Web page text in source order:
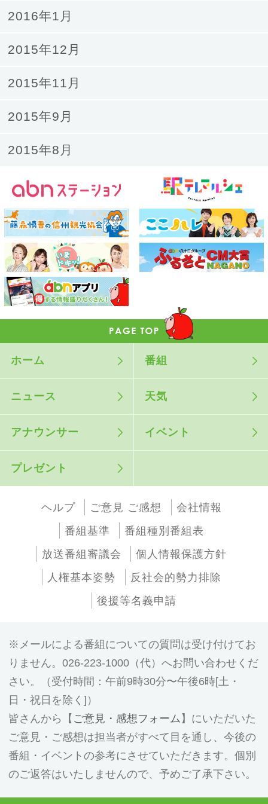
2016年1月
2015年12月
2015年11月
2015年9月
2015年8月
ホーム 番組
ニュース 天気
アナウンサー イベント
プレゼント
ヘルプ ご意見 ご感想
会社情報
番組基準
番組種別番組表
放送番組審議会
個人情報保護方針
人権基本姿勢
反社会的勢力排除
後援等名義申請
メールによる番組についての質問は受け付けてお
りません。026-223-1000（代）へお問い合わせくだ
さい。（受付時間：午前9時30分〜午後6時[土・
日・祝日を除く]）
皆さんから【 ご意見・感想フォーム 】にいただいた
ご意見・ご感想は担当者がすべて目を通し、今後の
番組・イベントの参考にさせていただきます。個別
のご返答はいたしませんので、予めご了承下さい。